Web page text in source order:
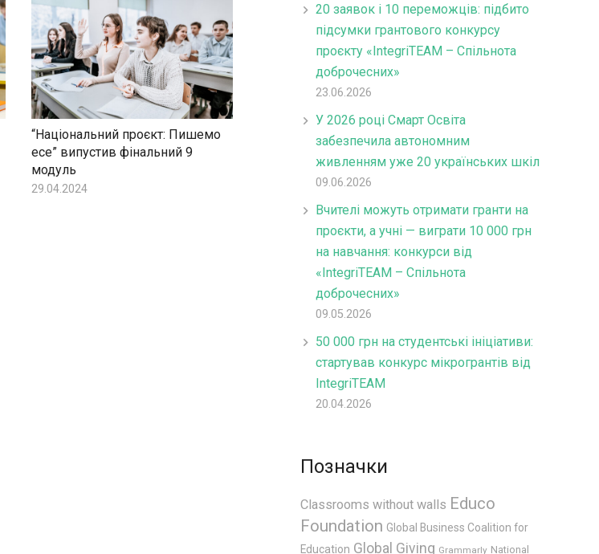
“Національний проєкт: Пишемо
есе” випустив фінальний 9
модуль
29.04.2024
20 заявок і 10 переможців: підбито
підсумки грантового конкурсу
проєкту «IntegriTEAM – Спільнота
доброчесних»
23.06.2026
У 2026 році Смарт Освіта
забезпечила автономним
живленням уже 20 українських шкіл
09.06.2026
Вчителі можуть отримати гранти на
проєкти, а учні — виграти 10 000 грн
на навчання: конкурси від
«IntegriTEAM – Спільнота
доброчесних»
09.05.2026
50 000 грн на студентські ініціативи:
стартував конкурс мікрогрантів від
IntegriTEAM
20.04.2026
Позначки
Classrooms without walls Educo
Foundation Global Business Coalition for
Education Global Giving Grammarly National